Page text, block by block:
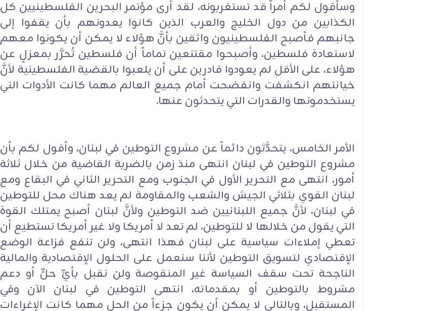
وسأقول لكم أمراً قد تستغربونه، لقد أرى مؤتمر البحرين الفلسطينيين كل
الكذابين من دول الخليج والعرب الذين كانوا يعدونهم بأن يقفوا إلى
جانبهم فأصبح الفلسطينيون واثقين بأنَّ هؤلاء لا يمكن أن يكونوا معهم
لاستعادة فلسطين، وأصبحوا مقتنعين تماماً أن فلسطين تُحرَّر بمعزلٍ عن
هؤلاء، على الأقل لم يعودوا قادرين على أن يلعبوا بالقضية الفلسطينية لأنَّ
خيانتهم انكشفت وانفضحت أمام جميع العالم مهما كانت الأدوات التي
يستخدمونها والقدرات التي يتحدثون عنها.
الأمر الخامس، يتحدَّثون دائماً عن مشروع التوطين في لبنان، وأقول لكم بأن
مشروع التوطين في لبنان انتهى منذ زمن بالضربة القاضية من خلال ثلاثة
أمور، انتهى مع التحرير الأول في الجنوب ومع التحرير الثاني في البقاع ومع
لبنان القوي بثلاثي الجيش والشعب والمقاومة لم يعد هناك محل للتوطين
في لبنان، لأنَّ جميع اللبنانيين ضد التوطين ولأنَّ لبنان أصبح يمتلك القوة
التي يقول من خلالها لا للتوطين، لم تعد لا أمريكا ولا غير أمريكا تستطيع أن
تعطي إملاءات سياسية على لبنان فهذا انتهى، ولن تنفع فزاعة الوضع
الإقتصادي لتسويق التوطين لأننا سنعمل على الحلول الإقتصادية والمالية
الناجحة تحت سقف السياسة غير المنقوصة ولن نقبل بأيِّ حلٍّ أو دعم
مشروط بالتوطين أو بمقدماته، انتهى التوطين في لبنان الآن وفي
المستقبل، وبالتالي لا يمكن أن يكون جزءاً من الحل مهما كانت الإغراءات